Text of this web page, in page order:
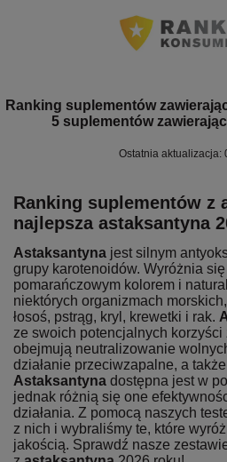
Ranking suplementów
5 suplementów
Ostatnia aktualizacja:
Ranking suplementów z
najlepsza astaksantyna
Astaksantyna jest silnym
grupy karotenoidów. Wyróżnia
pomarańczowym kolorem i
niektórych organizmach
łosoś, pstrąg, kryl, krewetki i rak.
ze swoich potencjalnych korzyści
obejmują neutralizowanie
działanie przeciwzapalne, a
Astaksantyna dostępna jest w
jednak różnią się one
działania. Z pomocą naszych
z nich i wybraliśmy te, które
jakością. Sprawdź nasze